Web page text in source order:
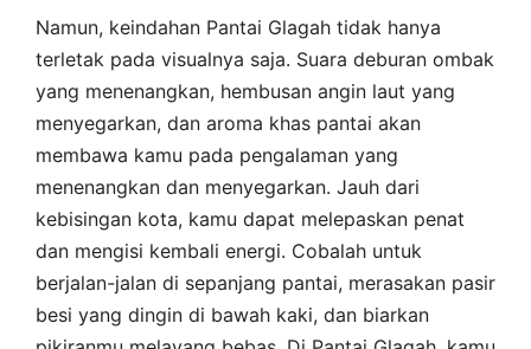
Namun, keindahan Pantai Glagah tidak hanya
terletak pada visualnya saja. Suara deburan ombak
yang menenangkan, hembusan angin laut yang
menyegarkan, dan aroma khas pantai akan
membawa kamu pada pengalaman yang
menenangkan dan menyegarkan. Jauh dari
kebisingan kota, kamu dapat melepaskan penat
dan mengisi kembali energi. Cobalah untuk
berjalan-jalan di sepanjang pantai, merasakan pasir
besi yang dingin di bawah kaki, dan biarkan